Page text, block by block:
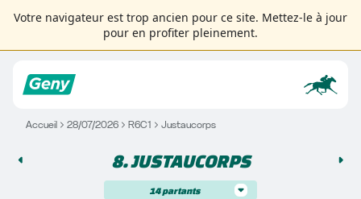
Votre navigateur est trop ancien pour ce site. Mettez-le à jour
pour en profiter pleinement.
Accueil 28/07/2026 R6C1 Justaucorps
8. JUSTAUCORPS
14 partants